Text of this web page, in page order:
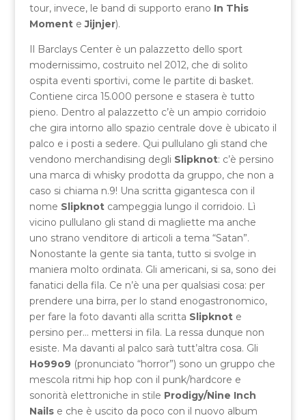
tour, invece, le band di supporto erano In This
MomenteJijnjer).
Il Barclays Center è un palazzetto dello sport
modernissimo, costruito nel 2012, che di solito
ospita eventi sportivi, come le partite di basket.
Contiene circa 15.000 persone e stasera è tutto
pieno. Dentro al palazzetto c’è un ampio corridoio
che gira intorno allo spazio centrale dove è ubicato il
palco e i posti a sedere. Qui pullulano gli stand che
vendono merchandising degli Slipknot: c’è persino
una marca di whisky prodotta da gruppo, che non a
caso si chiama n.9! Una scritta gigantesca con il
nome Slipknotcampeggia lungo il corridoio. Lì
vicino pullulano gli stand di magliette ma anche
uno strano venditore di articoli a tema “Satan”.
Nonostante la gente sia tanta, tutto si svolge in
maniera molto ordinata. Gli americani, si sa, sono dei
fanatici della fila. Ce n’è una per qualsiasi cosa: per
prendere una birra, per lo stand enogastronomico,
per fare la foto davanti alla scritta Slipknote
persino per… mettersi in fila. La ressa dunque non
esiste. Ma davanti al palco sarà tutt’altra cosa. Gli
Ho99o9 (pronunciato “horror”) sono un gruppo che
mescola ritmi hip hop con il punk/hardcore e
sonorità elettroniche in stile Prodigy/Nine Inch
Nailse che è uscito da poco con il nuovo album